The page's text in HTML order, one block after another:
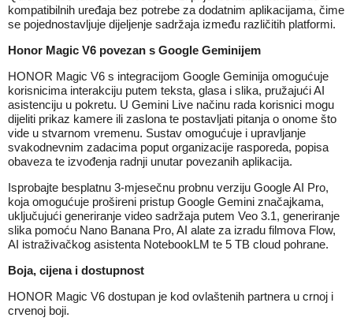
kompatibilnih uređaja bez potrebe za dodatnim aplikacijama, čime
se pojednostavljuje dijeljenje sadržaja između različitih platformi.
Honor Magic V6 povezan s Google Geminijem
HONOR Magic V6 s integracijom Google Geminija omogućuje
korisnicima interakciju putem teksta, glasa i slika, pružajući AI
asistenciju u pokretu. U Gemini Live načinu rada korisnici mogu
dijeliti prikaz kamere ili zaslona te postavljati pitanja o onome što
vide u stvarnom vremenu. Sustav omogućuje i upravljanje
svakodnevnim zadacima poput organizacije rasporeda, popisa
obaveza te izvođenja radnji unutar povezanih aplikacija.
Isprobajte besplatnu 3-mjesečnu probnu verziju Google AI Pro,
koja omogućuje prošireni pristup Google Gemini značajkama,
uključujući generiranje video sadržaja putem Veo 3.1, generiranje
slika pomoću Nano Banana Pro, AI alate za izradu filmova Flow,
AI istraživačkog asistenta NotebookLM te 5 TB cloud pohrane.
Boja, cijena i dostupnost
HONOR Magic V6 dostupan je kod ovlaštenih partnera u crnoj i
crvenoj boji.